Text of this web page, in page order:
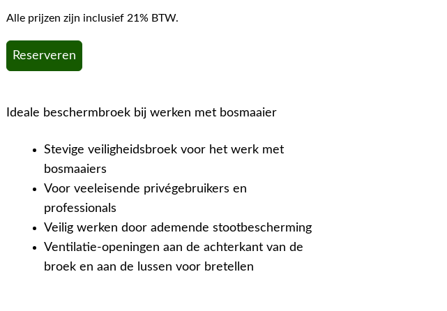
Alle prijzen zijn inclusief 21% BTW.
Reserveren
Ideale beschermbroek bij werken met bosmaaier
Stevige veiligheidsbroek voor het werk met
bosmaaiers
Voor veeleisende privégebruikers en
professionals
Veilig werken door ademende stootbescherming
Ventilatie-openingen aan de achterkant van de
broek en aan de lussen voor bretellen